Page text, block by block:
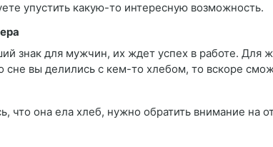
упустить какую-то интересную возможность.
знак для мужчин, их ждет успех в работе. Для
сне вы делились с кем-то хлебом, то вскоре
что она ела хлеб, нужно обратить внимание на